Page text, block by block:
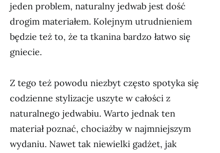
jeden problem, naturalny jedwab jest dość
drogim materiałem. Kolejnym utrudnieniem
będzie też to, że ta tkanina bardzo łatwo się
gniecie.
Z tego też powodu niezbyt często spotyka się
codzienne stylizacje uszyte w całości z
naturalnego jedwabiu. Warto jednak ten
materiał poznać, chociażby w najmniejszym
wydaniu. Nawet tak niewielki gadżet, jak